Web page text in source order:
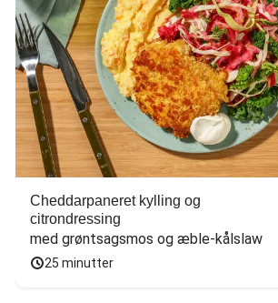
Cheddarpaneret kylling og
citrondressing
med grøntsagsmos og æble-kålslaw
25 minutter